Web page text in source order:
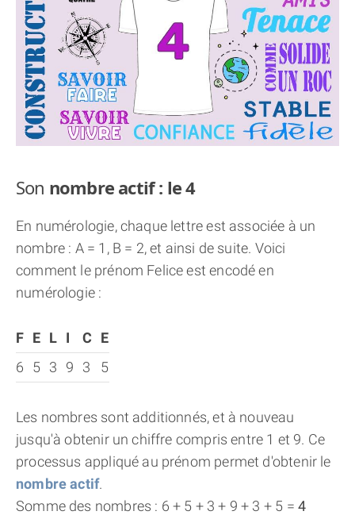
Son nombre actif : le 4
En numérologie, chaque lettre est associée à un
nombre : A = 1, B = 2, et ainsi de suite. Voici
comment le prénom Felice est encodé en
numérologie :
F E L I C
E
6
5 3 9 3 5
Les nombres sont additionnés, et à nouveau
jusqu'à obtenir un chiffre compris entre 1 et 9. Ce
processus appliqué au prénom permet d'obtenir le
nombre actif.
Somme des nombres : 6 + 5 + 3 + 9 + 3 + 5 = 4
APPRENDRE LA NUMÉROLOGIE
EXPLORER LA NUMÉROLOGIE
70.000 PRÉNOMS